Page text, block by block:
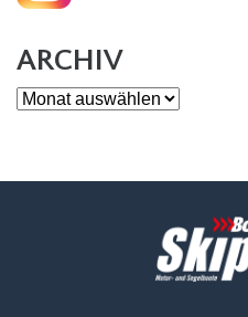
ARCHIV
Archiv